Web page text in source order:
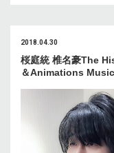
2018.04.30
桜庭統 椎名豪The
＆Animations Music